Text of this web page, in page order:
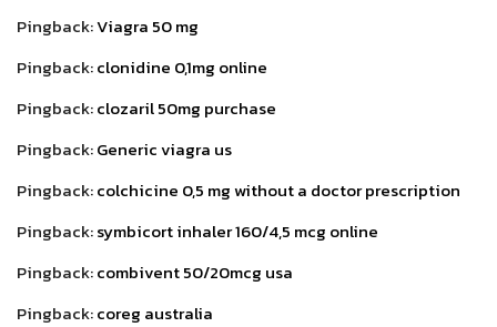
Pingback:Viagra 50 mg
Pingback:clonidine 0,1mg online
Pingback:clozaril 50mg purchase
Pingback:Generic viagra us
Pingback:colchicine 0,5 mg without a doctor prescription
Pingback:symbicort inhaler 160/4,5 mcg online
Pingback:combivent 50/20mcg usa
Pingback:coreg australia